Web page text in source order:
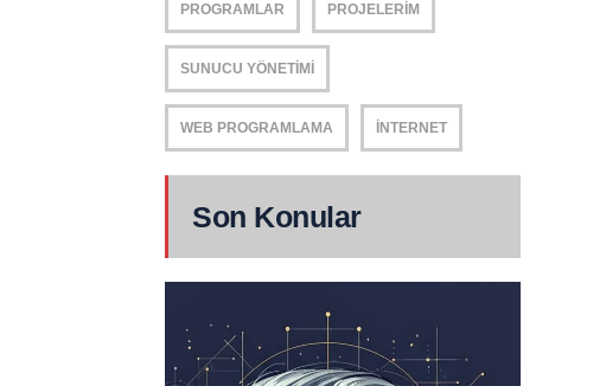
PROGRAMLAR PROJELERIM
SUNUCU YÖNETIMI
WEB PROGRAMLAMA İNTERNET
Son Konular